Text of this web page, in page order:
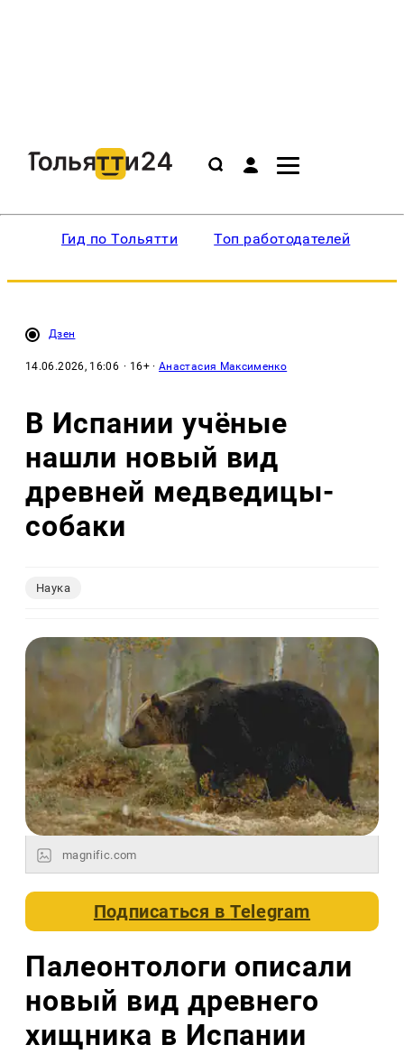
Гид по Тольятти Топ работодателей
Дзен
14.06.2026, 16:06 · 16+ ·Анастасия Максименко
В Испании учёные
нашли новый вид
древней медведицы-
собаки
Наука
magnific.com
Подписаться вTelegram
Палеонтологи описали
новый вид древнего
хищника в Испании